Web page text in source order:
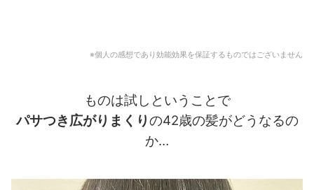
※個人の感想であり効能効果を保証するものではございません
ものは試しということで
パサつき広がりまくりの42歳の髪がどうなるの
か…